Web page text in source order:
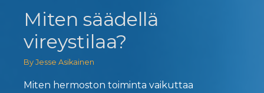
Miten säädellä
vireystilaa?
By Jesse Asikainen
Miten hermoston toiminta vaikuttaa